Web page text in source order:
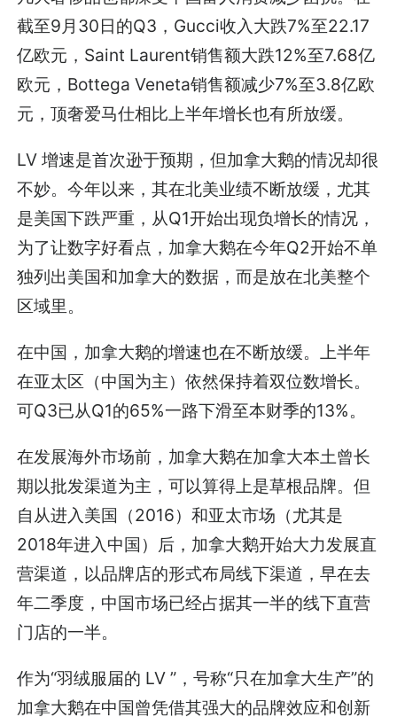
截至9月30日的Q3，Gucci收入大跌7%至22.17
亿欧元，Saint Laurent销售额大跌12%至7.68亿
欧元，Bottega Veneta销售额减少7%至3.8亿欧
元，顶奢爱马仕相比上半年增长也有所放缓。
LV 增速是首次逊于预期，但加拿大鹅的情况却很
不妙。今年以来，其在北美业绩不断放缓，尤其
是美国下跌严重，从Q1开始出现负增长的情况，
为了让数字好看点，加拿大鹅在今年Q2开始不单
独列出美国和加拿大的数据，而是放在北美整个
区域里。
在中国，加拿大鹅的增速也在不断放缓。上半年
在亚太区（中国为主）依然保持着双位数增长。
可Q3已从Q1的65%一路下滑至本财季的13%。
在发展海外市场前，加拿大鹅在加拿大本土曾长
期以批发渠道为主，可以算得上是草根品牌。但
自从进入美国（2016）和亚太市场（尤其是
2018年进入中国）后，加拿大鹅开始大力发展直
营渠道，以品牌店的形式布局线下渠道，早在去
年二季度，中国市场已经占据其一半的线下直营
门店的一半。
作为“羽绒服届的 LV ”，号称“只在加拿大生产”的
加拿大鹅在中国曾凭借其强大的品牌效应和创新